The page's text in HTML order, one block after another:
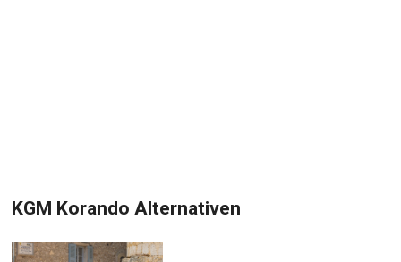
KGM Korando Alternativen